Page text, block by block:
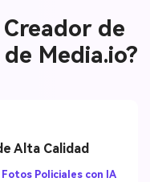
de
Media.io?
Alta Calidad
Policiales con IA